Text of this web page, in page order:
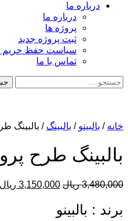
درباره ما
درباره ما
پروژه ها
ثبت پروژه جدید
سیاست حفظ
تماس با ما
جستجو
خانه / بالبینو / بالبینگ / بالبینگ
بالبینگ طرح
3,480,000 ریال قیمت
بود.
3,150,000 ریال
برند : بالبینو